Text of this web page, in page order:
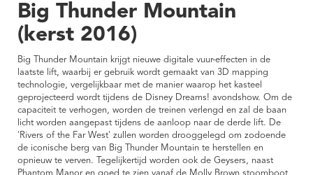
Big Thunder Mountain
(kerst 2016)
Big Thunder Mountain krijgt nieuwe digitale vuur-effecten in de
laatste lift, waarbij er gebruik wordt gemaakt van 3D mapping
technologie, vergelijkbaar met de manier waarop het kasteel
geprojecteerd wordt tijdens de Disney Dreams! avondshow. Om de
capaciteit te verhogen, worden de treinen verlengd en zal de baan
licht worden aangepast tijdens de aanloop naar de derde lift. De
'Rivers of the Far West' zullen worden drooggelegd om zodoende
de iconische berg van Big Thunder Mountain te herstellen en
opnieuw te verven. Tegelijkertijd worden ook de Geysers, naast
Phantom Manor en goed te zien vanaf de Molly Brown stoomboot,